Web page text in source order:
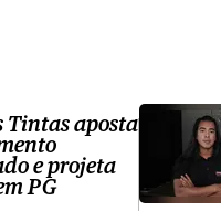
Tintas aposta
e projeta
PG